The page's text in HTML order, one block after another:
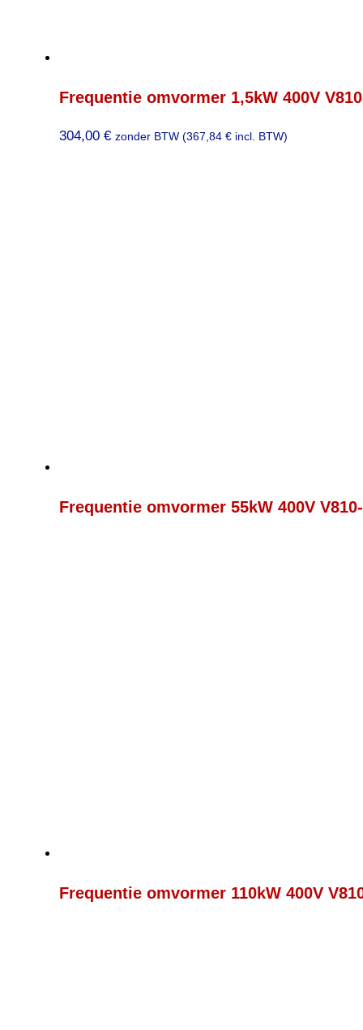
Frequentie omvormer 1,5kW 400V
304,00 € zonder BTW (367,84 € incl. BTW)
Frequentie omvormer 55kW 400V
Frequentie omvormer 110kW 400V